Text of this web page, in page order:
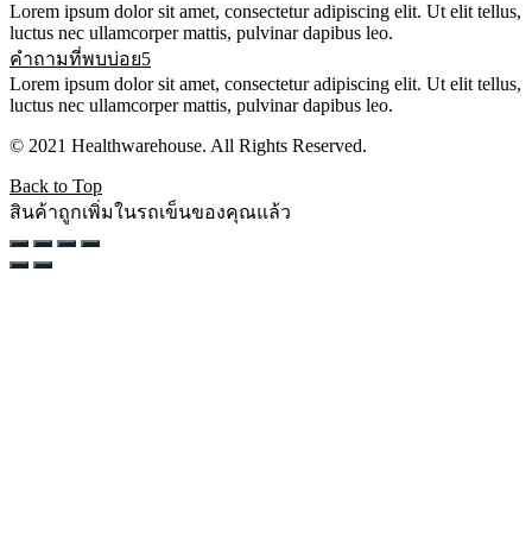
Lorem ipsum dolor sit amet, consectetur adipiscing elit. Ut elit tellus,
luctus nec ullamcorper mattis, pulvinar dapibus leo.
คำถามที่พบบ่อย5
Lorem ipsum dolor sit amet, consectetur adipiscing elit. Ut elit tellus,
luctus nec ullamcorper mattis, pulvinar dapibus leo.
© 2021 Healthwarehouse. All Rights Reserved.
Back to Top
สินค้าถูกเพิ่มในรถเข็นของคุณแล้ว